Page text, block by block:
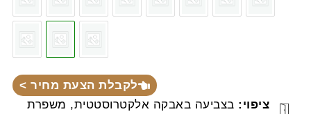
ציפוי: בצביעה באבקה אלקטרוסטטית, משפרת
לקבלת הצעת מחיר >